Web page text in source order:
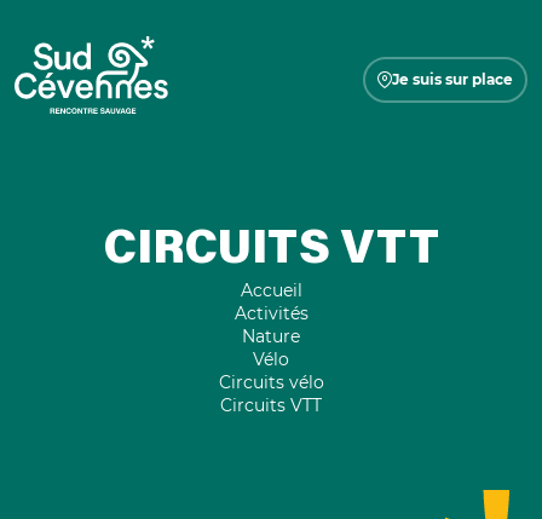
Je suis sur place
CIRCUITS VTT
Accueil
Activités
Nature
Vélo
Circuits vélo
Circuits VTT